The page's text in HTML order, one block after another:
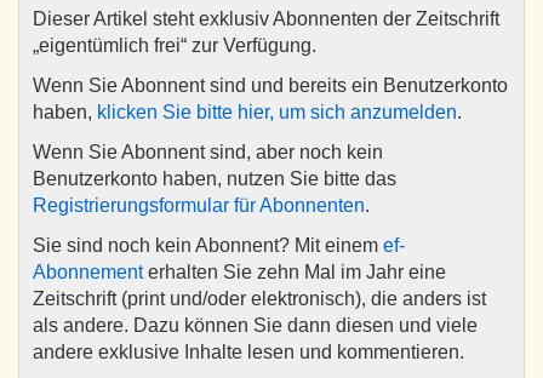
Dieser Artikel steht exklusiv Abonnenten der Zeitschrift
„eigentümlich frei“ zur Verfügung.
Wenn Sie Abonnent sind und bereits ein Benutzerkonto
haben, klicken Sie bitte hier, um sich anzumelden.
Wenn Sie Abonnent sind, aber noch kein
Benutzerkonto haben, nutzen Sie bitte das
Registrierungsformular für Abonnenten.
Sie sind noch kein Abonnent? Mit einem ef-
Abonnementerhalten Sie zehn Mal im Jahr eine
Zeitschrift (print und/oder elektronisch), die anders ist
als andere. Dazu können Sie dann diesen und viele
andere exklusive Inhalte lesen und kommentieren.